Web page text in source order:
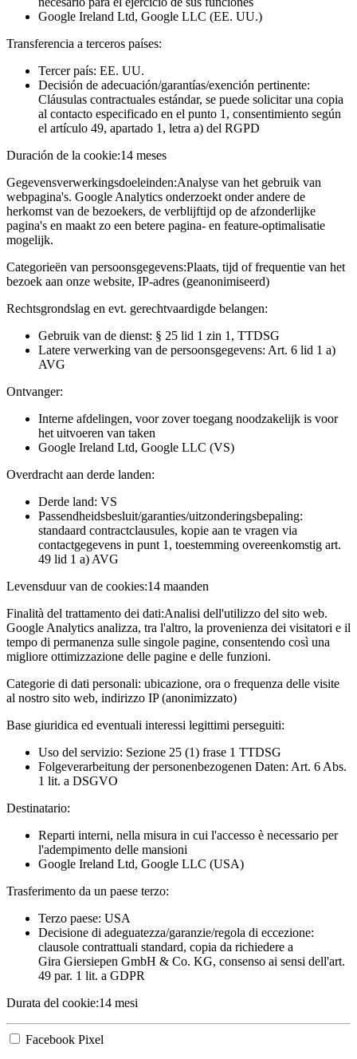
Google Ireland Ltd, Google LLC (EE. UU.)
Transferencia a terceros países:
Tercer país: EE. UU.
Decisión de adecuación/garantías/exención pertinente:
Cláusulas contractuales estándar, se puede solicitar una copia
al contacto especificado en el punto 1, consentimiento según
el artículo 49, apartado 1, letra a) del RGPD
Duración de la cookie:14 meses
Gegevensverwerkingsdoeleinden:Analyse van het gebruik van
webpagina's. Google Analytics onderzoekt onder andere de
herkomst van de bezoekers, de verblijftijd op de afzonderlijke
pagina's en maakt zo een betere pagina- en feature-optimalisatie
mogelijk.
Categorieën van persoonsgegevens:Plaats, tijd of frequentie van het
bezoek aan onze website, IP-adres (geanonimiseerd)
Rechtsgrondslag en evt. gerechtvaardigde belangen:
Gebruik van de dienst: § 25 lid 1 zin 1, TTDSG
Latere verwerking van de persoonsgegevens: Art. 6 lid 1 a)
AVG
Ontvanger:
Interne afdelingen, voor zover toegang noodzakelijk is voor
het uitvoeren van taken
Google Ireland Ltd, Google LLC (VS)
Overdracht aan derde landen:
Derde land: VS
Passendheidsbesluit/garanties/uitzonderingsbepaling:
standaard contractclausules, kopie aan te vragen via
contactgegevens in punt 1, toestemming overeenkomstig art.
49 lid 1 a) AVG
Levensduur van de cookies:14 maanden
Finalità del trattamento dei dati:Analisi dell'utilizzo del sito web.
Google Analytics analizza, tra l'altro, la provenienza dei visitatori e il
tempo di permanenza sulle singole pagine, consentendo così una
migliore ottimizzazione delle pagine e delle funzioni.
Categorie di dati personali: ubicazione, ora o frequenza delle visite
al nostro sito web, indirizzo IP (anonimizzato)
Base giuridica ed eventuali interessi legittimi perseguiti:
Uso del servizio: Sezione 25 (1) frase 1 TTDSG
Folgeverarbeitung der personenbezogenen Daten: Art. 6 Abs.
1 lit. a DSGVO
Destinatario:
Reparti interni, nella misura in cui l'accesso è necessario per
l'adempimento delle mansioni
Google Ireland Ltd, Google LLC (USA)
Trasferimento da un paese terzo:
Terzo paese: USA
Decisione di adeguatezza/garanzie/regola di eccezione:
clausole contrattuali standard, copia da richiedere a
Gira Giersiepen GmbH & Co. KG, consenso ai sensi dell'art.
49 par. 1 lit. a GDPR
Durata del cookie:14 mesi
Facebook Pixel